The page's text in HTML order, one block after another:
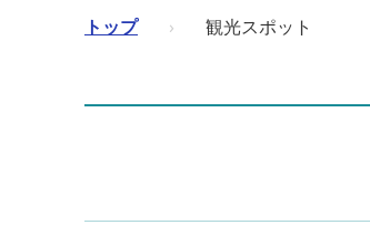
トップ › 観光スポット